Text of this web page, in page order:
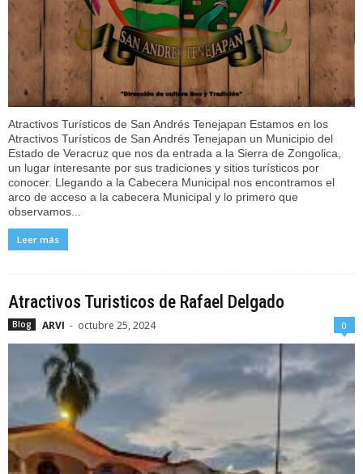
Atractivos Turísticos de San Andrés Tenejapan Estamos en los
Atractivos Turísticos de San Andrés Tenejapan un Municipio del
Estado de Veracruz que nos da entrada a la Sierra de Zongolica,
un lugar interesante por sus tradiciones y sitios turísticos por
conocer. Llegando a la Cabecera Municipal nos encontramos el
arco de acceso a la cabecera Municipal y lo primero que
observamos...
Leer más
Atractivos Turisticos de Rafael Delgado
Blog ARVI - octubre 25, 2024 0